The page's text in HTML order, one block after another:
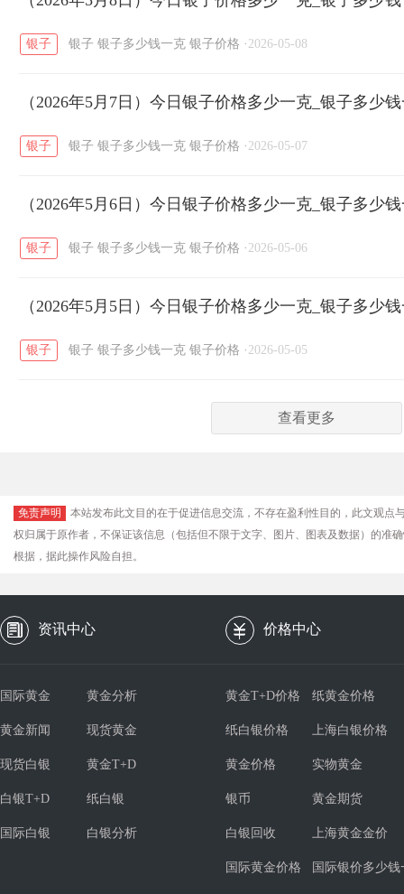
菜百 周生生 周大生
六福 / 金至尊 / 潮宏基 / 亚一金店
银子 银子 银子多少钱一克 银子价格 · 2026-05-08
（2026年5月7日）今日银子价格多少一克_银子多少
银子 银子 银子多少钱一克 银子价格 · 2026-05-07
（2026年5月6日）今日银子价格多少一克_银子多少
银子 银子 银子多少钱一克 银子价格 · 2026-05-06
（2026年5月5日）今日银子价格多少一克_银子多少
银子 银子 银子多少钱一克 银子价格 · 2026-05-05
查看更多
免责声明
本站发布此文目的在于促进信息交流，不存在盈利性目的，此文观
权归属于原作者，不保证该信息（包括但不限于文字、图片、图表及数据）的准
根据，据此操作风险自担。
资讯中心 价格中心
国际黄金 黄金分析
黄金新闻 现货黄金
现货白银 黄金T+D
白银T+D 纸白银
国际白银 白银分析
黄金T+D价格 纸黄金价格
纸白银价格 上海白银价格
黄金价格 实物黄金
银币 黄金期货
白银回收 上海黄金金价
国际黄金价格 国际银价多少钱